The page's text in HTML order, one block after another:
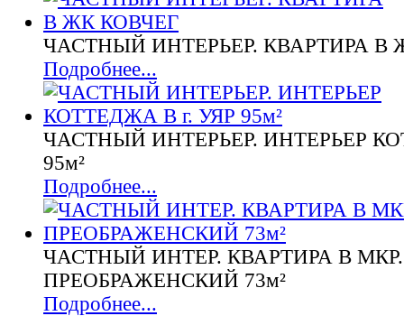
ЧАСТНЫЙ ИНТЕРЬЕР. КВАРТИРА В
Подробнее...
ЧАСТНЫЙ ИНТЕРЬЕР. ИНТЕРЬЕР
95м²
Подробнее...
ЧАСТНЫЙ ИНТЕР. КВАРТИРА В МКР.
ПРЕОБРАЖЕНСКИЙ 73м²
Подробнее...